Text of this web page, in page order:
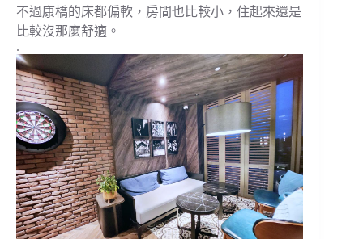
不過康橋的床都偏軟，房間也比較小，住起來還是
比較沒那麼舒適。
.